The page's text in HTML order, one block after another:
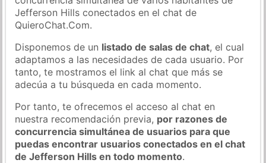
Jefferson Hills conectados en el chat de
QuieroChat.Com.
Disponemos de un listado de salas de chat, el cual
adaptamos a las necesidades de cada usuario. Por
tanto, te mostramos el link al chat que más se
adecúa a tu búsqueda en cada momento.
Por tanto, te ofrecemos el acceso al chat en
nuestra recomendación previa, por razones de
concurrencia simultánea de usuarios para que
puedas encontrar usuarios conectados en el chat
de Jefferson Hills en todo momento.